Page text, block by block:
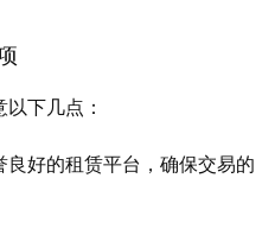
下几点：​
良好的租赁平台，确保交易的